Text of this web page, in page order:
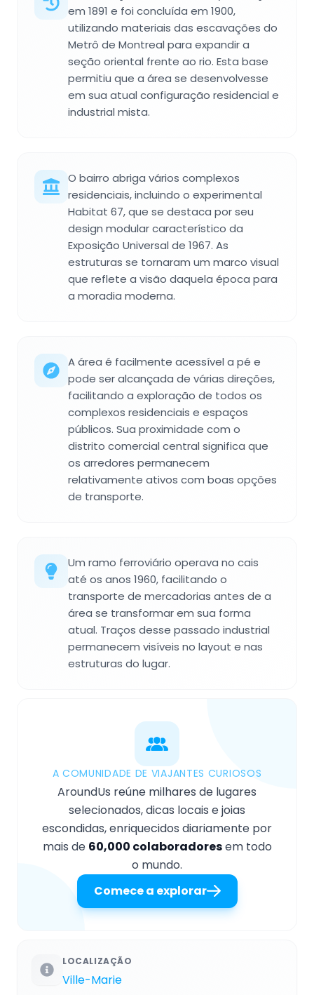
em 1891 e foi concluída em 1900,
utilizando materiais das escavações do
Metrô de Montreal para expandir a
seção oriental frente ao rio. Esta base
permitiu que a área se desenvolvesse
em sua atual configuração residencial e
industrial mista.
O bairro abriga vários complexos
residenciais, incluindo o experimental
Habitat 67, que se destaca por seu
design modular característico da
Exposição Universal de 1967. As
estruturas se tornaram um marco visual
que reflete a visão daquela época para
a moradia moderna.
A área é facilmente acessível a pé e
pode ser alcançada de várias direções,
facilitando a exploração de todos os
complexos residenciais e espaços
públicos. Sua proximidade com o
distrito comercial central significa que
os arredores permanecem
relativamente ativos com boas opções
de transporte.
Um ramo ferroviário operava no cais
até os anos 1960, facilitando o
transporte de mercadorias antes de a
área se transformar em sua forma
atual. Traços desse passado industrial
permanecem visíveis no layout e nas
estruturas do lugar.
A COMUNIDADE DE VIAJANTES CURIOSOS
AroundUs reúne milhares de lugares
selecionados, dicas locais e joias
escondidas, enriquecidos diariamente por
mais de 60,000 colaboradoresem todo
o mundo.
Comece a explorar
LOCALIZAÇÃO
Ville-Marie